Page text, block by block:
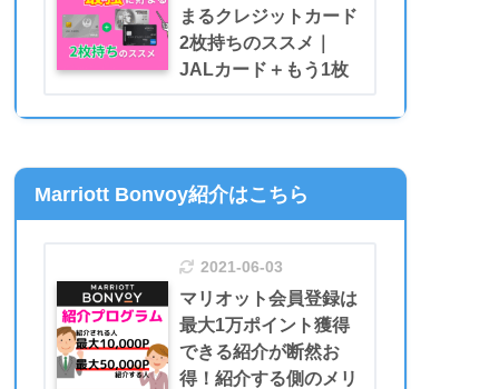
まるクレジットカード
2枚持ちのススメ｜
JALカード＋もう1枚
Marriott Bonvoy紹介はこちら
2021-06-03
マリオット会員登録は
最大1万ポイント獲得
できる紹介が断然お
得！紹介する側のメリ